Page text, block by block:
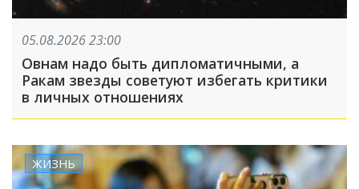
05.08.2026 23:00
Овнам надо быть дипломатичными, а
Ракам звезды советуют избегать критики
в личных отношениях
ЖИЗНЬ